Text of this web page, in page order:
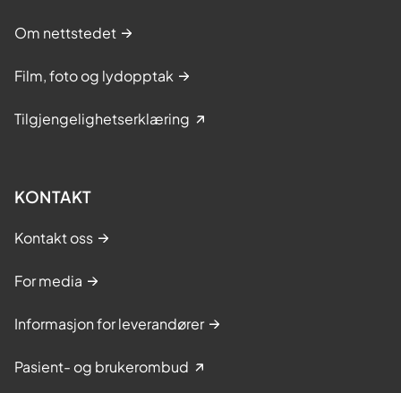
Om nettstedet
Film, foto og lydopptak
Tilgjengelighetserklæring
KONTAKT
Kontakt oss
For media
Informasjon for leverandører
Pasient- og brukerombud